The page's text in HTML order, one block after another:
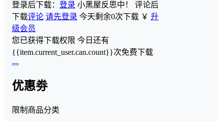
登录后下载： 登录 小黑屋反思中！ 评论后
下载评论 请先登录 今天剩余0次下载 ￥ 升
级会员
您已获得下载权限 今日还有
{{item.current_user.can.count}}次免费下载
优惠劵
限制商品分类